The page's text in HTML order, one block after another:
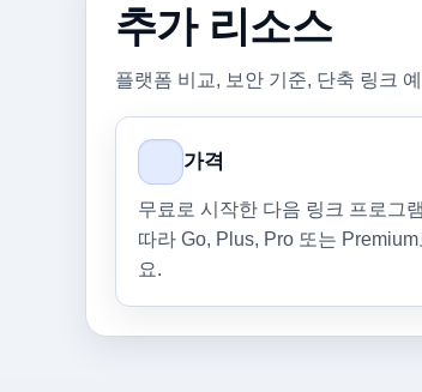
추가 리소스
플랫폼 비교, 보안 기준, 단축 링크
가격
무료로 시작한 다음 링크 프로그
따라 Go, Plus, Pro 또는 Premium
요.